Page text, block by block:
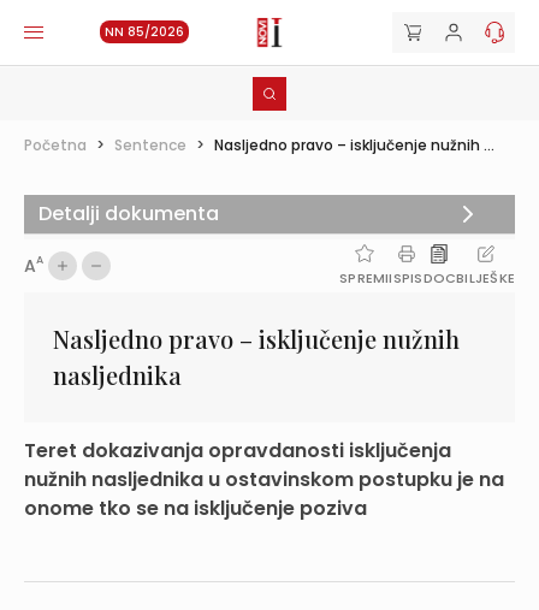
NN 85/2026
Početna > Sentence > Nasljedno pravo – isključenje nužnih ...
AA
SPREMIISPISDOCBILJEŠKE
Nasljedno pravo – isključenje nužnih
nasljednika
Teret dokazivanja opravdanosti isključenja
nužnih nasljednika u ostavinskom postupku je na
onome tko se na isključenje poziva
Detalji dokumenta